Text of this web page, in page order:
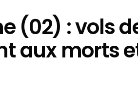
(02) : vols
aux morts